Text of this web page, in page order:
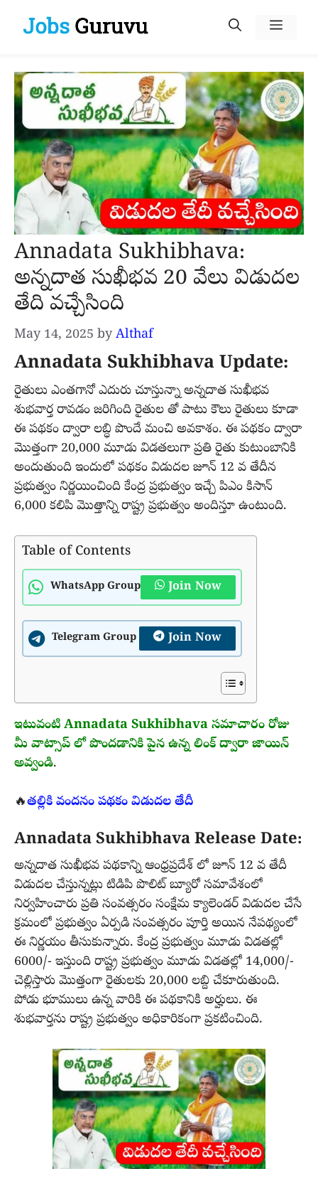
Menu
Annadata Sukhibhava:
అన్నదాత సుఖీభవ 20 వేలు విడుదల
తేది వచ్చేసింది
May 14, 2025 by Althaf
Annadata Sukhibhava Update:
రైతులు ఎంతగానో ఎదురు చూస్తున్నా అన్నదాత సుఖీభవ
శుభవార్త రావడం జరిగింది రైతుల తో పాటు కౌలు రైతులు కూడా
ఈ పథకం ద్వారా లబ్ధి పొందే మంచి అవకాశం. ఈ పథకం ద్వారా
మొత్తంగా 20,000 మూడు విడతలుగా ప్రతి రైతు కుటుంబానికి
అందుతుంది ఇందులో పథకం విడుదల జూన్ 12 వ తేదీన
ప్రభుత్వం నిర్ణయించింది కేంద్ర ప్రభుత్వం ఇచ్చే పిఎం కిసాన్
6,000 కలిపి మొత్తాన్ని రాష్ట్ర ప్రభుత్వం అందిస్తూ ఉంటుంది.
Table of Contents
WhatsApp Group Join Now
Telegram Group Join Now
ఇటువంటి Annadata Sukhibhava సమాచారం రోజు
మీ వాట్సాప్ లో పొందడానికి పైన ఉన్న లింక్ ద్వారా జాయిన్
అవ్వండి.
🔥తల్లికి వందనం పథకం విడుదల తేదీ
Annadata Sukhibhava Release Date:
అన్నదాత సుఖీభవ పథకాన్ని ఆంధ్రప్రదేశ్ లో జూన్ 12 వ తేదీ
విడుదల చేస్తున్నట్లు టిడిపి పొలిట్ బ్యూరో సమావేశంలో
నిర్వహించారు ప్రతి సంవత్సరం సంక్షేమ క్యాలెండర్ విడుదల చేసే
క్రమంలో ప్రభుత్వం ఏర్పడి సంవత్సరం పూర్తి అయిన నేపథ్యంలో
ఈ నిర్ణయం తీసుకున్నారు. కేంద్ర ప్రభుత్వం మూడు విడతల్లో
6000/- ఇస్తుంది రాష్ట్ర ప్రభుత్వం మూడు విడతల్లో 14,000/-
చెల్లిస్తారు మొత్తంగా రైతులకు 20,000 లబ్ది చేకూరుతుంది.
పోడు భూములు ఉన్న వారికి ఈ పథకానికి అర్హులు. ఈ
శుభవార్తను రాష్ట్ర ప్రభుత్వం అధికారికంగా ప్రకటించింది.